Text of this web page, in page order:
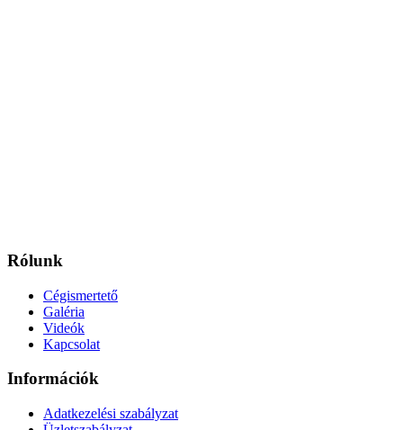
Rólunk
Cégismertető
Galéria
Videók
Kapcsolat
Információk
Adatkezelési szabályzat